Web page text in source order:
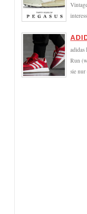
adidas
Run
sie nur